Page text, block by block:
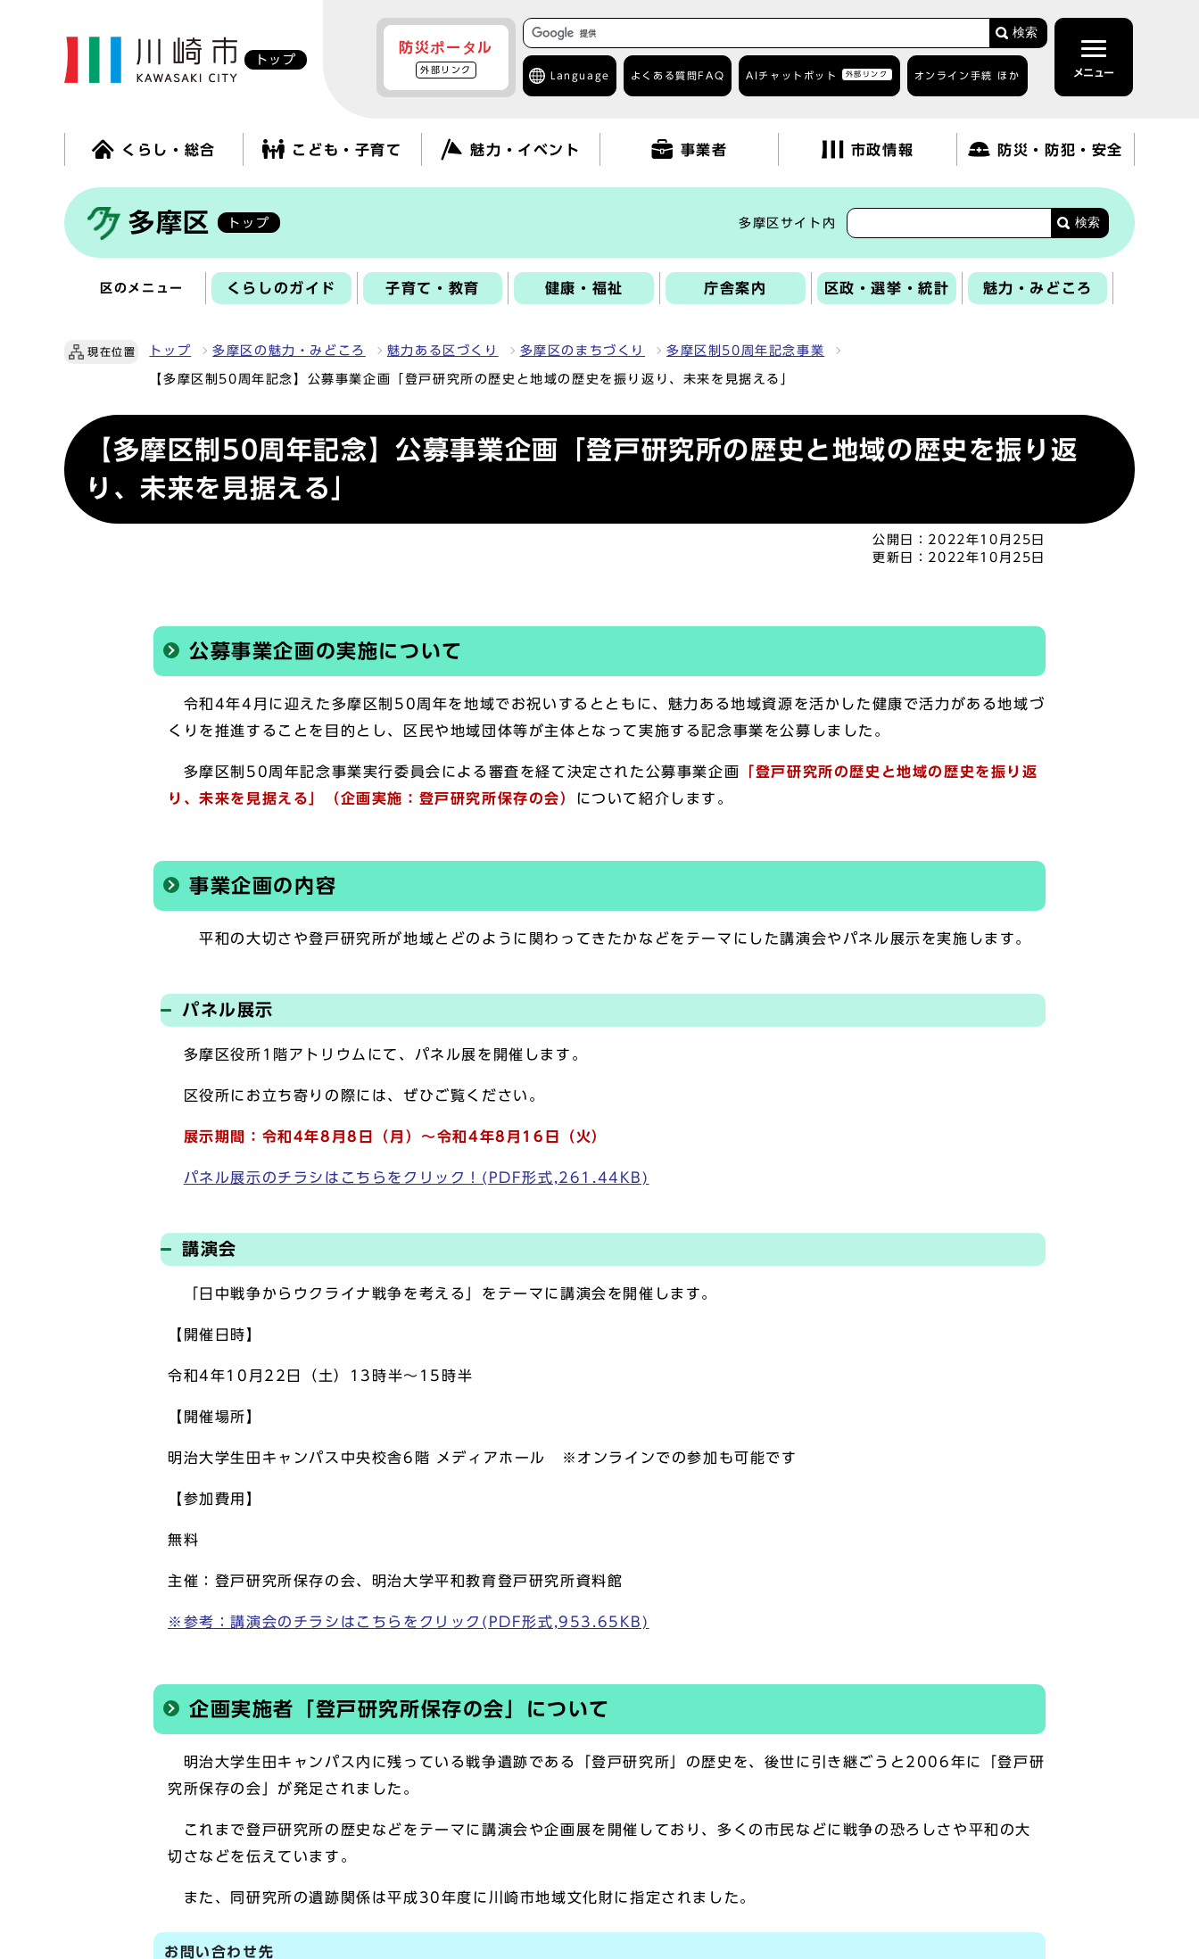
トップ
防災ポータル
外部リンク
検索
Language よくある質問 FAQ AIチャットボット 外部リンク オンライン手続 ほか メニュー
くらし・総合 こども・子育て 魅力・イベント 事業者 市政情報 防災・防犯・安全
多摩区 トップ 多摩区サイト内 検索
区のメニュー くらしのガイド 子育て・教育 健康・福祉 庁舎案内 区政・選挙・統計 魅力・みどころ
現在位置 トップ 多摩区の魅力・みどころ 魅力ある区づくり 多摩区のまちづくり 多摩区制50周年記念事業
【多摩区制50周年記念】公募事業企画「登戸研究所の歴史と地域の歴史を振り返り、未来を見据える」
【多摩区制50周年記念】公募事業企画「登戸研究所の歴史と地域の歴史を振り返
り、未来を見据える」
公開日： 2022年10月25日
更新日： 2022年10月25日
公募事業企画の実施について
令和4年4月に迎えた多摩区制50周年を地域でお祝いするとともに、魅力ある地域資源を活かした健康で活力がある地域づ
くりを推進することを目的とし、区民や地域団体等が主体となって実施する記念事業を公募しました。
多摩区制50周年記念事業実行委員会による審査を経て決定された公募事業企画 「登戸研究所の歴史と地域の歴史を振り返
り、未来を見据える」（企画実施：登戸研究所保存の会）
について紹介します。
事業企画の内容
平和の大切さや登戸研究所が地域とどのように関わってきたかなどをテーマにした講演会やパネル展示を実施します。
パネル展示
多摩区役所1階アトリウムにて、パネル展を開催します。
区役所にお立ち寄りの際には、ぜひご覧ください。
展示期間：令和4年8月8日（月）～令和4年8月16日（火）
パネル展示のチラシはこちらをクリック！(PDF形式,261.44KB)
講演会
「日中戦争からウクライナ戦争を考える」をテーマに講演会を開催します。
【開催日時】
令和4年10月22日（土）13時半～15時半
【開催場所】
明治大学生田キャンパス中央校舎6階 メディアホール ※オンラインでの参加も可能です
【参加費用】
無料
主催：登戸研究所保存の会、明治大学平和教育登戸研究所資料館
※参考：講演会のチラシはこちらをクリック(PDF形式,953.65KB)
企画実施者「登戸研究所保存の会」について
明治大学生田キャンパス内に残っている戦争遺跡である「登戸研究所」の歴史を、後世に引き継ごうと2006年に「登戸研
究所保存の会」が発足されました。
これまで登戸研究所の歴史などをテーマに講演会や企画展を開催しており、多くの市民などに戦争の恐ろしさや平和の大
切さなどを伝えています。
また、同研究所の遺跡関係は平成30年度に川崎市地域文化財に指定されました。
お問い合わせ先